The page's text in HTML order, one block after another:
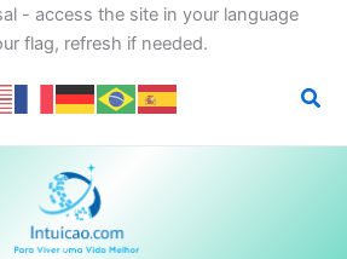
- access the site in your language
flag, refresh if needed.